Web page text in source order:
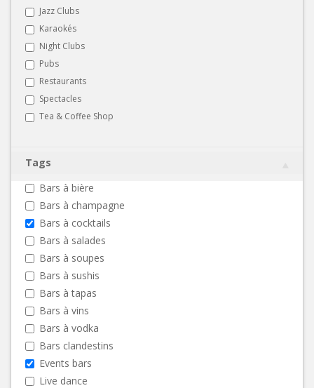
Jazz Clubs
Karaokés
Night Clubs
Pubs
Restaurants
Spectacles
Tea & Coffee Shop
Tags
Bars à bière
Bars à champagne
Bars à cocktails
Bars à salades
Bars à soupes
Bars à sushis
Bars à tapas
Bars à vins
Bars à vodka
Bars clandestins
Events bars
Live dance